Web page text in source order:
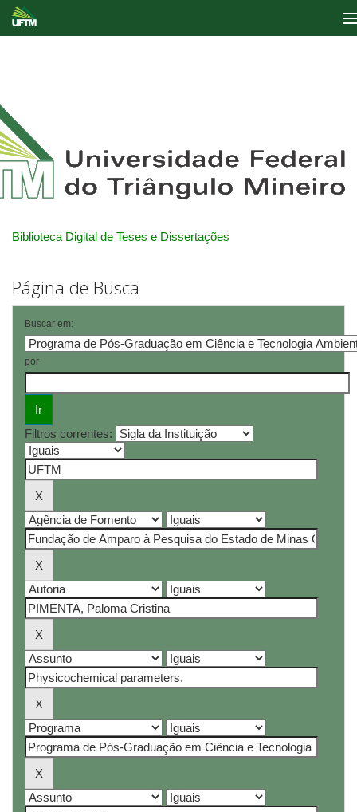
Biblioteca Digital de Teses e Dissertações
Página de Busca
Buscar em:
por
Filtros correntes: